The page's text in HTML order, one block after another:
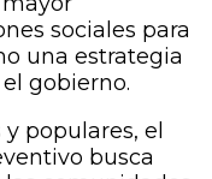
sociales para
una estrategia
gobierno.
populares, el
busca